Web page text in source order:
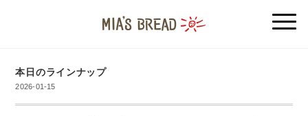
本日のラインナップ
2026-01-15